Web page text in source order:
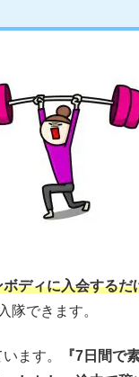
ボディに入会するだ
隊できます。
ます。
『7日間で